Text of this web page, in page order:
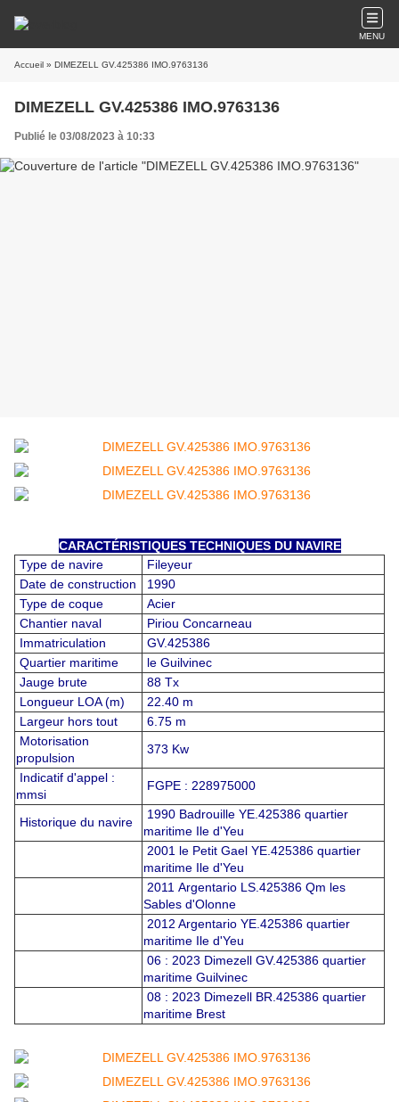
MENU
Accueil » DIMEZELL GV.425386 IMO.9763136
DIMEZELL GV.425386 IMO.9763136
Publié le 03/08/2023 à 10:33
CARACTÉRISTIQUES TECHNIQUES DU NAVIRE
Type de navire
Fileyeur
Date de construction
1990
Type de coque
Acier
Chantier naval
Piriou Concarneau
Immatriculation
GV.425386
Quartier maritime
le Guilvinec
Jauge brute
88 Tx
Longueur LOA (m)
22.40 m
Largeur hors tout
6.75 m
Motorisation
propulsion
373 Kw
Indicatif d'appel :
mmsi
FGPE : 228975000
Historique du navire
1990 Badrouille YE.425386 quartier
maritime Ile d'Yeu
2001 le Petit Gael YE.425386 quartier
maritime Ile d'Yeu
2011 Argentario LS.425386 Qm les
Sables d'Olonne
2012 Argentario YE.425386 quartier
maritime Ile d'Yeu
06 : 2023 Dimezell GV.425386 quartier
maritime Guilvinec
08 : 2023 Dimezell BR.425386 quartier
maritime Brest